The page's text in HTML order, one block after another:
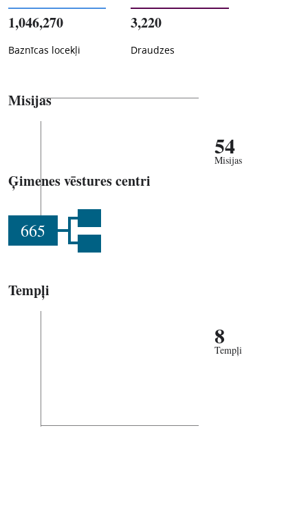
1,046,270
Baznīcas locekļi
3,220
Draudzes
Misijas
54
Misijas
Ģimenes vēstures centri
665
Tempļi
8
Tempļi